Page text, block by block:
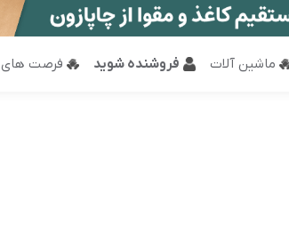
ماشین آلات فروشنده شوید فرصت